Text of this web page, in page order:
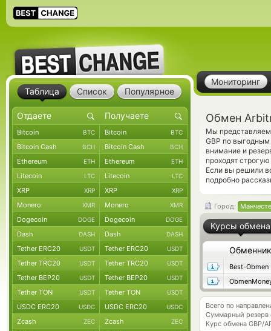
Мониторинг
Обмен
Мы представляем
GBP по
внимание и
проходят
Если вы решили
подробно
Город:
Курсы обмена
Обменник
Best-Obmen
Всего по
Суммарный резерв
Курс обмена GBP/
Таблица Список Популярное
Bitcoin BTC Bitcoin BTC
Bitcoin Cash BCH Bitcoin Cash BCH
Ethereum ETH Ethereum ETH
Litecoin LTC Litecoin LTC
XRP XRP XRP XRP
Monero XMR Monero XMR
Dogecoin DOGE Dogecoin DOGE
Dash DASH Dash DASH
Tether ERC20 USDT Tether ERC20 USDT
Tether TRC20 USDT Tether TRC20 USDT
Tether BEP20 USDT Tether BEP20 USDT
Tether TON USDT Tether TON USDT
USDC ERC20 USDC USDC ERC20 USDC
Zcash ZEC Zcash ZEC